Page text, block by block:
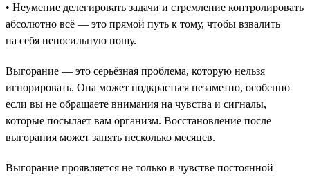
• Неумение делегировать задачи и стремление контролировать
абсолютно всё — это прямой путь к тому, чтобы взвалить
на себя непосильную ношу.
Выгорание — это серьёзная проблема, которую нельзя
игнорировать. Она может подкрасться незаметно, особенно
если вы не обращаете внимания на чувства и сигналы,
которые посылает вам организм. Восстановление после
выгорания может занять несколько месяцев.
Выгорание проявляется не только в чувстве постоянной